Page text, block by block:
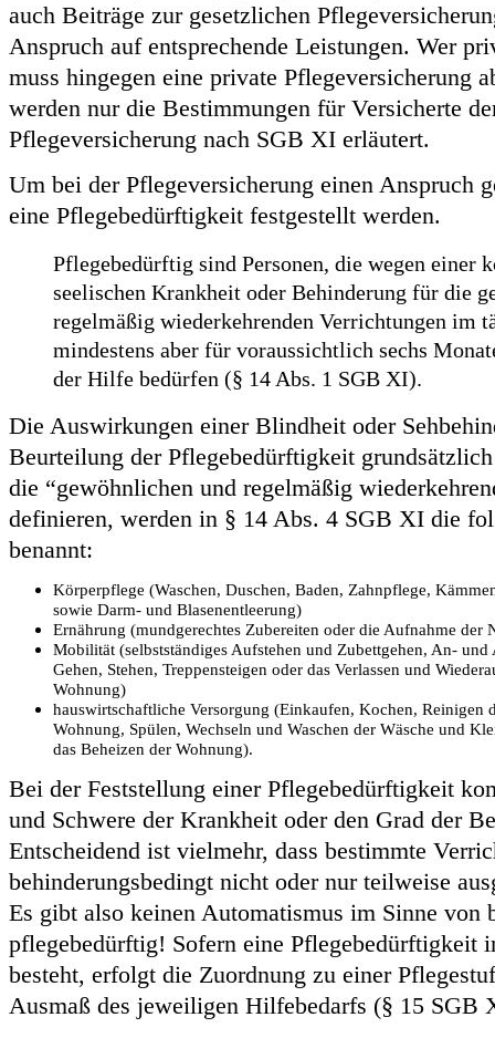
auch Beiträge zur gesetzlichen
Anspruch auf entsprechende Leistungen. Wer
muss hingegen eine private Pflegeversicherung
werden nur die Bestimmungen für Versicherte
Pflegeversicherung nach SGB XI erläutert.
Um bei der Pflegeversicherung einen Anspruch
eine Pflegebedürftigkeit festgestellt werden.
Pflegebedürftig sind Personen, die wegen einer
seelischen Krankheit oder Behinderung für die
regelmäßig wiederkehrenden Verrichtungen im
mindestens aber für voraussichtlich sechs
der Hilfe bedürfen (§ 14 Abs. 1 SGB XI).
Die Auswirkungen einer Blindheit oder
Beurteilung der Pflegebedürftigkeit
die “gewöhnlichen und regelmäßig
definieren, werden in § 14 Abs. 4 SGB XI die
benannt:
Körperpflege (Waschen, Duschen, Baden, Zahnpflege,
sowie Darm- und Blasenentleerung)
Ernährung (mundgerechtes Zubereiten oder die Aufnahme der
Mobilität (selbstständiges Aufstehen und Zubettgehen, An- und
Gehen, Stehen, Treppensteigen oder das Verlassen und
Wohnung)
hauswirtschaftliche Versorgung (Einkaufen, Kochen, Reinigen
Wohnung, Spülen, Wechseln und Waschen der Wäsche und
das Beheizen der Wohnung).
Bei der Feststellung einer Pflegebedürftigkeit
und Schwere der Krankheit oder den Grad der
Entscheidend ist vielmehr, dass bestimmte
behinderungsbedingt nicht oder nur teilweise
Es gibt also keinen Automatismus im Sinne von
pflegebedürftig! Sofern eine Pflegebedürftigkeit
besteht, erfolgt die Zuordnung zu einer
Ausmaß des jeweiligen Hilfebedarfs (§ 15 SGB